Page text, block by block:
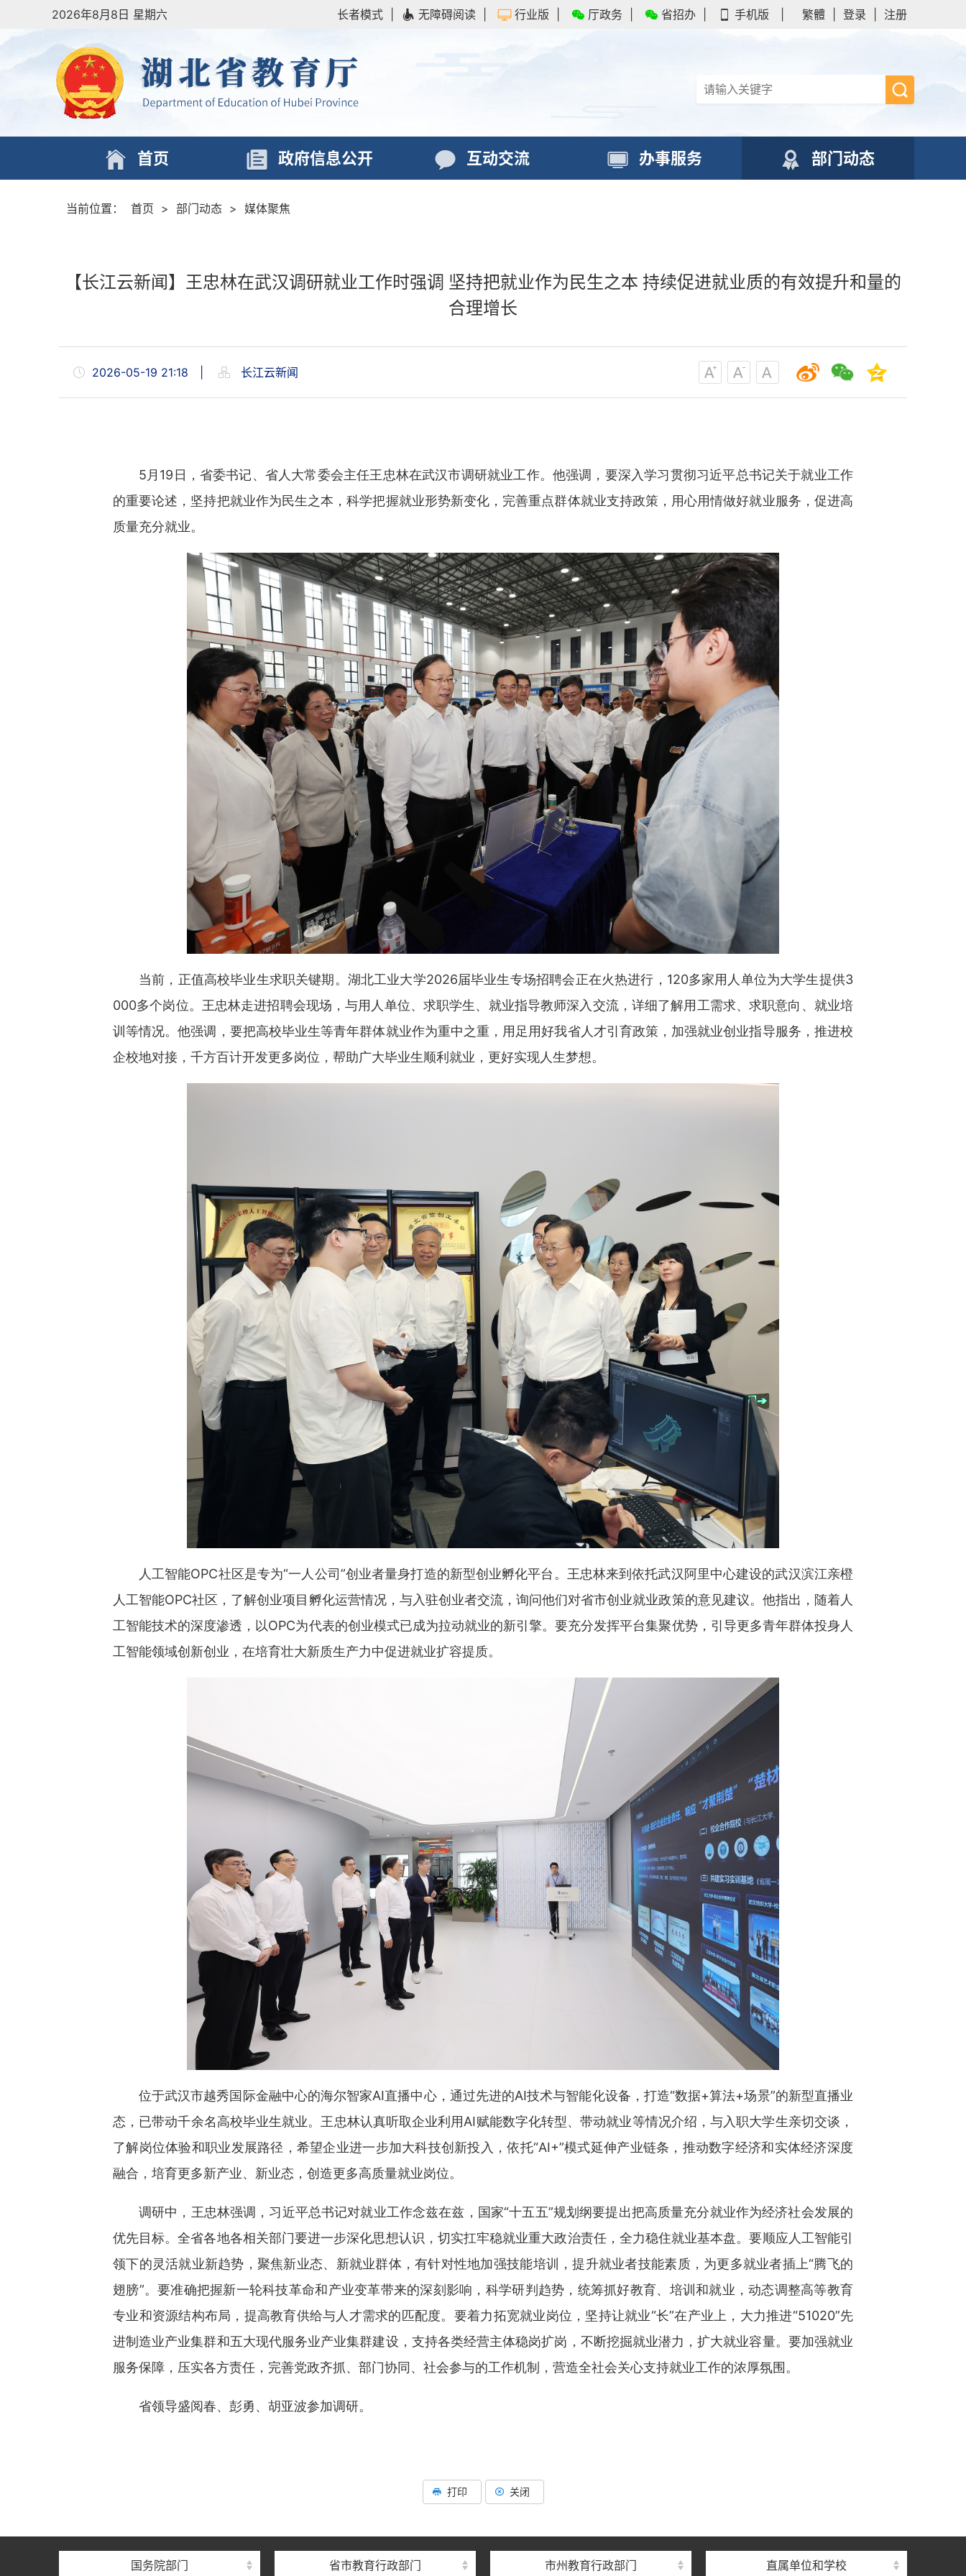
2026年8月8日 星期六 长者模式 无障碍阅读 行业版 厅政务 省招办 手机版 繁體 登录 注册
首页 政府信息公开 互动交流 办事服务 部门动态
当前位置： 首页 > 部门动态 > 媒体聚焦
【长江云新闻】王忠林在武汉调研就业工作时强调 坚持把就业作为民生之本 持续促进就业质的有效提升和量的
合理增长
2026-05-19 21:18 长江云新闻
5月19日，省委书记、省人大常委会主任王忠林在武汉市调研就业工作。他强调，要深入学习贯彻习近平总书记关于就业工作
的重要论述，坚持把就业作为民生之本，科学把握就业形势新变化，完善重点群体就业支持政策，用心用情做好就业服务，促进高
质量充分就业。
当前，正值高校毕业生求职关键期。湖北工业大学2026届毕业生专场招聘会正在火热进行，120多家用人单位为大学生提供3
000多个岗位。王忠林走进招聘会现场，与用人单位、求职学生、就业指导教师深入交流，详细了解用工需求、求职意向、就业培
训等情况。他强调，要把高校毕业生等青年群体就业作为重中之重，用足用好我省人才引育政策，加强就业创业指导服务，推进校
企校地对接，千方百计开发更多岗位，帮助广大毕业生顺利就业，更好实现人生梦想。
人工智能OPC社区‌是专为“一人公司”创业者量身打造的新型创业孵化平台。王忠林来到依托武汉阿里中心建设的武汉滨江亲橙
人工智能OPC社区，了解创业项目孵化运营情况，与入驻创业者交流，询问他们对省市创业就业政策的意见建议。他指出，随着人
工智能技术的深度渗透，以OPC为代表的创业模式已成为拉动就业的新引擎。要充分发挥平台集聚优势，引导更多青年群体投身人
工智能领域创新创业，在培育壮大新质生产力中促进就业扩容提质。
位于武汉市越秀国际金融中心的海尔智家AI直播中心‌，通过先进的AI技术与智能化设备，打造“数据+算法+场景”的新型直播业
态，已带动千余名高校毕业生就业。王忠林认真听取企业利用AI赋能数字化转型、带动就业等情况介绍，与入职大学生亲切交谈，
了解岗位体验和职业发展路径，希望企业进一步加大科技创新投入，依托“AI+”模式延伸产业链条，推动数字经济和实体经济深度
融合，培育更多新产业、新业态，创造更多高质量就业岗位。
调研中，王忠林强调，习近平总书记对就业工作念兹在兹，国家“十五五”规划纲要提出把高质量充分就业作为经济社会发展的
优先目标。全省各地各相关部门要进一步深化思想认识，切实扛牢稳就业重大政治责任，全力稳住就业基本盘。要顺应人工智能引
领下的灵活就业新趋势，聚焦新业态、新就业群体，有针对性地加强技能培训，提升就业者技能素质，为更多就业者插上“腾飞的
翅膀”。要准确把握新一轮科技革命和产业变革带来的深刻影响，科学研判趋势，统筹抓好教育、培训和就业，动态调整高等教育
专业和资源结构布局，提高教育供给与人才需求的匹配度。要着力拓宽就业岗位，坚持让就业“长”在产业上，大力推进“51020”先
进制造业产业集群和五大现代服务业产业集群建设，支持各类经营主体稳岗扩岗，不断挖掘就业潜力，扩大就业容量。要加强就业
服务保障，压实各方责任，完善党政齐抓、部门协同、社会参与的工作机制，营造全社会关心支持就业工作的浓厚氛围。
省领导盛阅春、彭勇、胡亚波参加调研。
打印 关闭
国务院部门 省市教育行政部门 市州教育行政部门 直属单位和学校